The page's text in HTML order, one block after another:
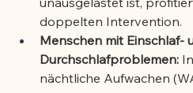
doppelten Intervention.
Menschen mit Einschlaf-
Durchschlafproblemen:
nächtliche Aufwachen